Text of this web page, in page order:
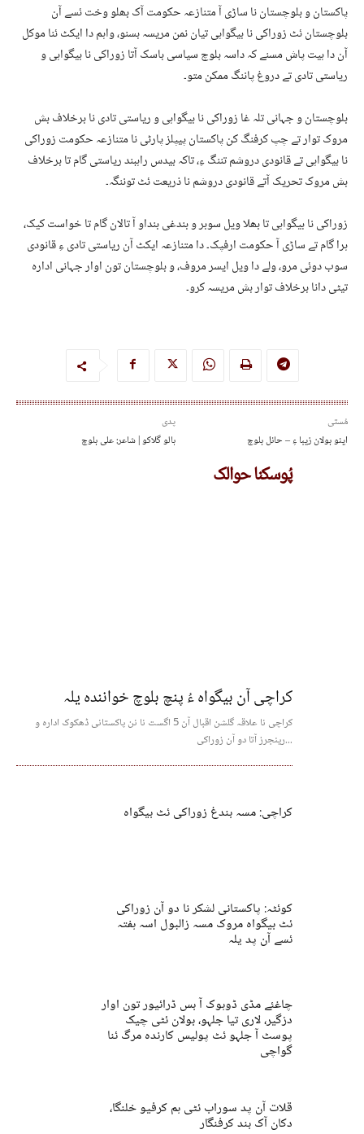
پاکستان و بلوچستان نا ساڑی آ متنازعہ حکومت آک بھلو وخت ئسے آن
بلوچستان ئٹ زوراکی نا بیگواہی تیان نمن مریسہ بسنو، واہم دا ایکٹ ئنا موکل
آن دا ہیت پاش مسنے کہ داسہ بلوچ سیاسی باسک آتا زوراکی نا بیگواہی و
ریاستی تادی تے دروغ پاننگ ممکن متو۔
بلوچستان و جہانی تلہ غا زوراکی نا بیگواہی و ریاستی تادی نا برخلاف بش
مروک توار تے چپ کرفنگ کن پاکستان پیپلز پارٹی نا متنازعہ حکومت زوراکی
نا بیگواہی تے قانودی دروشم تننگ ءِ، تاکہ بیدس راہبند ریاستی گام تا برخلاف
بش مروک تحریک آتے قانودی دروشم نا ذریعت ئٹ توننگہ۔
زوراکی نا بیگواہی تا بھلا ویل سوبر و بندغی بنداو آ تالان گام تا خواست کیک،
ہرا گام تے ساڑی آ حکومت ارفپک۔ دا متنازعہ ایکٹ آن ریاستی تادی ءِ قانودی
سوب دوئی مرو، ولے دا ویل ایسر مروف، و بلوچستان تون اوار جہانی ادارہ
تیٹی دانا برخلاف توار بش مریسہ کرو۔
پدی
ہالو گلاکو | شاعر: علی بلوچ
مُستی
اینو بولان زیبا ءِ – حانل بلوچ
پُوسکنا حوالک
کراچی آن بیگواہ ءُ پنچ بلوچ خوانندہ یلہ
کراچی نا علاقہ گلشن اقبال آن 5 اگست نا نن پاکستانی ڈھکوک ادارہ و
رینجرز آتا دو آن زوراکی...
کراچی: مسہ بندغ زوراکی ئٹ بیگواہ
کوئٹہ: پاکستانی لشکر نا دو آن زوراکی
ئٹ بیگواہ مروک مسہ زالبول اسہ ہفتہ
ئسے آن پد یلہ
چاغئے مڈی ڈوہوک آ بس ڈرائیور تون اوار
دزگیر، لاری تیا جلہو، بولان ئٹی چیک
پوسٹ آ جلہو ئٹ پولیس کارندہ مرگ ئنا
گواچی
قلات آن پد سوراب ئٹی ہم کرفیو خلنگا،
دکان آک بند کرفنگار